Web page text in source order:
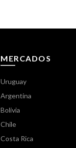
MERCADOS
Uruguay
Argentina
Bolivia
Chile
Costa Rica